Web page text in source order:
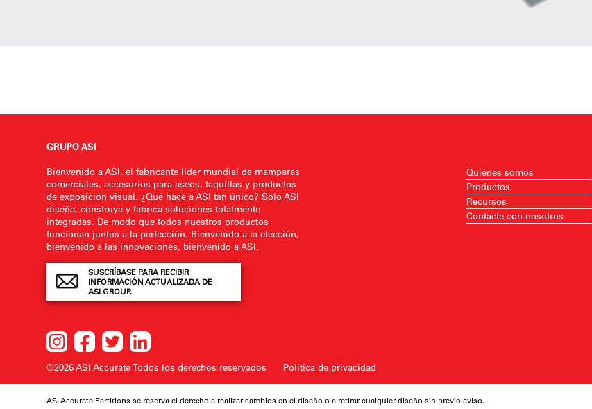
GRUPO ASI
Bienvenido a ASI, el fabricante líder mundial de mamparas
comerciales, accesorios para aseos, taquillas y productos
de exposición visual. ¿Qué hace a ASI tan único? Sólo ASI
diseña, construye y fabrica soluciones totalmente
integradas. De modo que todos nuestros productos
funcionan juntos a la perfección. Bienvenido a la elección,
bienvenido a las innovaciones, bienvenido a ASI.
SUSCRÍBASE PARA RECIBIR
INFORMACIÓN ACTUALIZADA DE
ASI GROUP.
Quiénes somos
Productos
Recursos
Contacte con nosotros
©2026 ASI AccurateTodos los derechos reservados Política de privacidad
ASI Accurate Partitions se reserva el derecho a realizar cambios en el diseño o a retirar cualquier diseño sin previo aviso.